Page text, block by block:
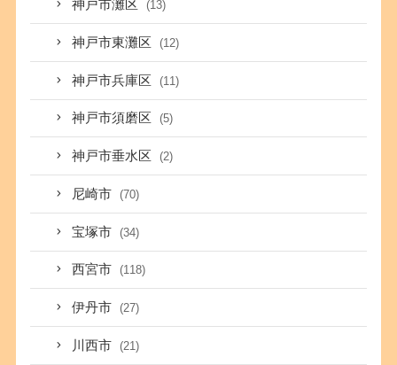
神戸市灘区 (13)
神戸市東灘区 (12)
神戸市兵庫区 (11)
神戸市須磨区 (5)
神戸市垂水区 (2)
尼崎市 (70)
宝塚市 (34)
西宮市 (118)
伊丹市 (27)
川西市 (21)